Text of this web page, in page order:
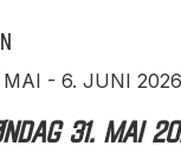
- 6. JUNI 2026
31. mai